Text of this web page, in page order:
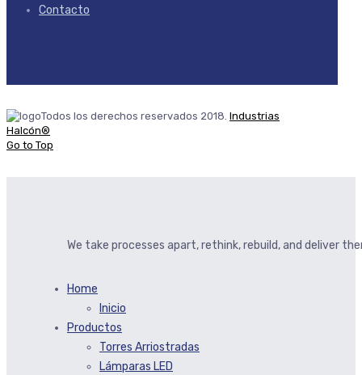
Contacto
Todos los derechos reservados 2018. Industrias
Halcón®
Go to Top
We take processes apart, rethink, rebuild, and deliver
Home
Inicio
Productos
Torres Arriostradas
Lámparas LED